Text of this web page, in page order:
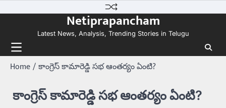
to
Netiprapancham
Latest News, Analysis, Trending Stories in Telugu
Home కాంగ్రెస్ కామారెడ్డి సభ ఆంతర్యం ఏంటి?
కాంగ్రెస్ కామారెడ్డి సభ ఆంతర్యం ఏంటి?